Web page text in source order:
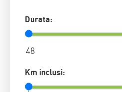
Durata:
Km inclusi: